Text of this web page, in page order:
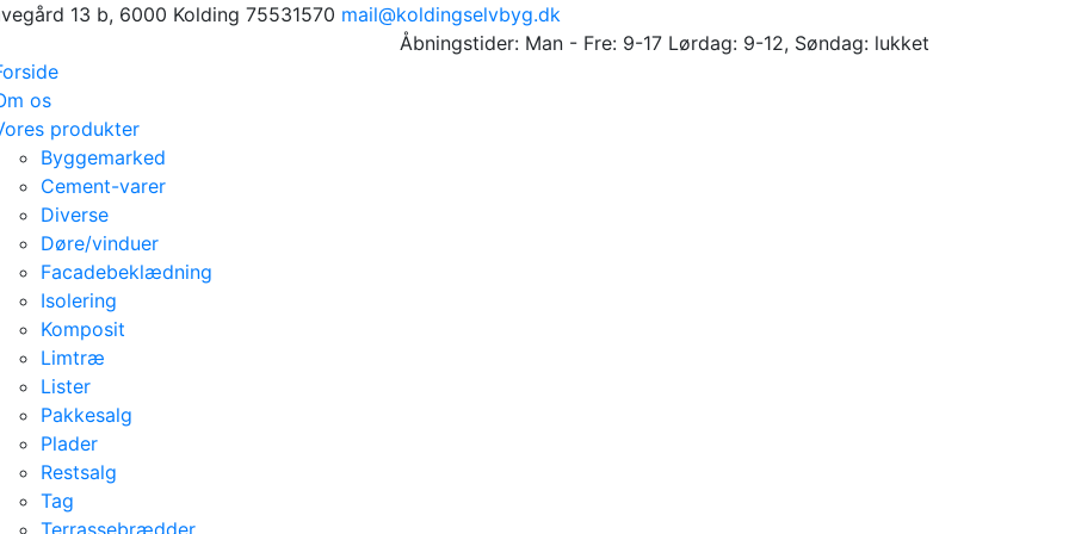
13 b, 6000 Kolding 75531570 mail@koldingselvbyg.dk
Åbningstider: Man - Fre: 9-17 Lørdag: 9-12, Søndag: lukket
os
produkter
Byggemarked
Cement-varer
Diverse
Døre/vinduer
Facadebeklædning
Isolering
Komposit
Limtræ
Lister
Pakkesalg
Plader
Restsalg
Tag
Terrassebrædder